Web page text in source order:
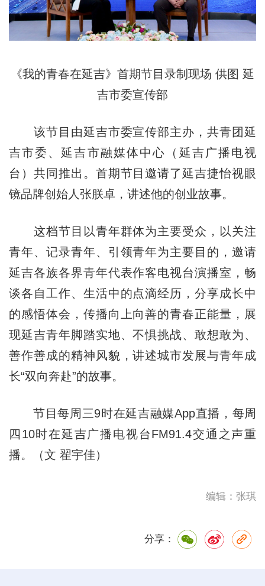
《我的青春在延吉》首期节目录制现场 供图 延
吉市委宣传部
该节目由延吉市委宣传部主办，共青团延
吉市委、延吉市融媒体中心（延吉广播电视
台）共同推出。首期节目邀请了延吉捷怡视眼
镜品牌创始人张朕卓，讲述他的创业故事。
这档节目以青年群体为主要受众，以关注
青年、记录青年、引领青年为主要目的，邀请
延吉各族各界青年代表作客电视台演播室，畅
谈各自工作、生活中的点滴经历，分享成长中
的感悟体会，传播向上向善的青春正能量，展
现延吉青年脚踏实地、不惧挑战、敢想敢为、
善作善成的精神风貌，讲述城市发展与青年成
长“双向奔赴”的故事。
节目每周三9时在延吉融媒App直播，每周
四10时在延吉广播电视台FM91.4交通之声重
播。（文 翟宇佳）
编辑：张琪
分享：